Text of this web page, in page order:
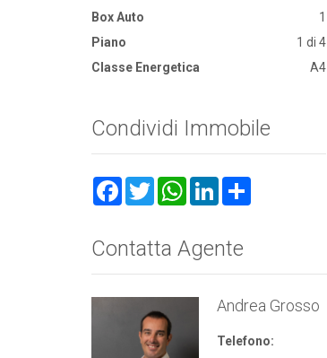
Box Auto
1
Piano
1 di 4
Classe Energetica
A4
Condividi Immobile
Facebook
TwitterWhatsAppLinkedIn
Contatta Agente
Andrea Grosso
Telefono: